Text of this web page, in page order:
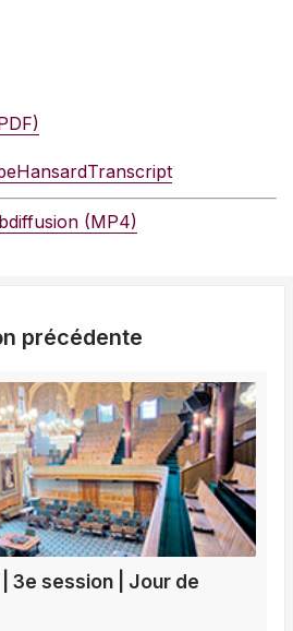
(MP4)
précédente
3e session | Jour de